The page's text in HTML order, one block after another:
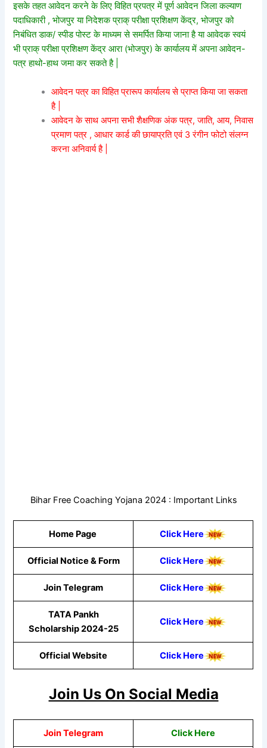
इसके तहत आवेदन करने के लिए विहित प्रपत्र में पूर्ण आवेदन जिला कल्याण
पदाधिकारी , भोजपुर या निदेशक प्राक् परीक्षा प्रशिक्षण केंद्र, भोजपुर को
निबंधित डाक/ स्पीड पोस्ट के माध्यम से समर्पित किया जाना है या आवेदक स्वयं
भी प्राक् परीक्षा प्रशिक्षण केंद्र आरा (भोजपुर) के कार्यालय में अपना आवेदन-
पत्र हाथो-हाथ जमा कर सकते है |
आवेदन पत्र का विहित प्रारूप कार्यालय से प्राप्त किया जा सकता
है |
आवेदन के साथ अपना सभी शैक्षणिक अंक पत्र, जाति, आय, निवास
प्रमाण पत्र , आधार कार्ड की छायाप्रति एवं 3 रंगीन फोटो संलग्न
करना अनिवार्य है |
Bihar Free Coaching Yojana 2024 : Important Links
Home Page Click Here
Official Notice & Form Click Here
Join Telegram Click Here
TATA Pankh
Scholarship 2024-25
Click Here
Official Website Click Here
Join Us On Social Media
Join Telegram Click Here